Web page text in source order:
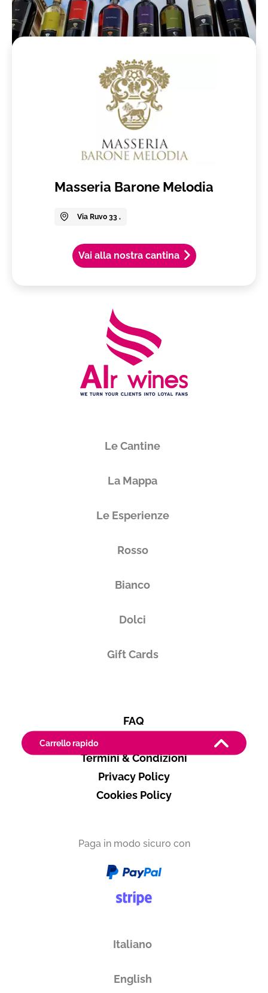
Carrello rapido
Masseria Barone Melodia
Italia
Subtotale0,00 €
Masseria Barone Melodia
Via Ruvo 33 ,
Vai alla nostra cantina
Le Cantine
La Mappa
Le Esperienze
Rosso
Bianco
Dolci
Gift Cards
FAQ
Termini & Condizioni
Privacy Policy
Cookies Policy
Paga in modo sicuro con
Italiano
English